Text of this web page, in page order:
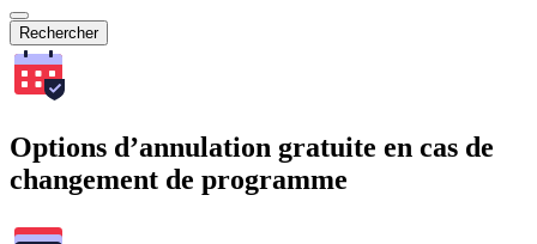
Rechercher
Options d’annulation gratuite en cas de
changement de programme